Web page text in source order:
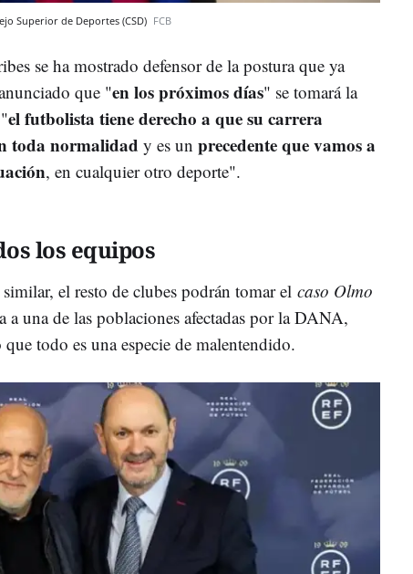
Superior de Deportes (CSD) FCB
se ha mostrado defensor de la postura que ya
que "en los próximos días" se tomará la
el futbolista tiene derecho a que su carrera
toda normalidad y es un precedente que vamos a
, en cualquier otro deporte".
los equipos
el resto de clubes podrán tomar el caso Olmo
a una de las poblaciones afectadas por la DANA,
todo es una especie de malentendido.